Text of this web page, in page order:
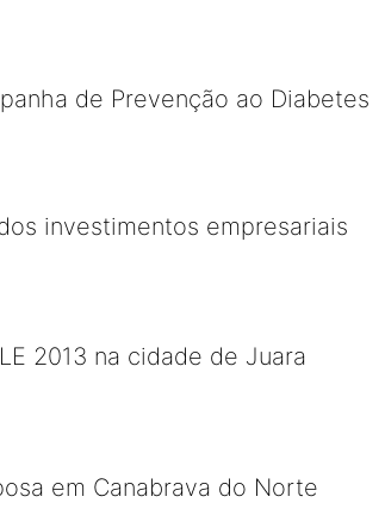
de Prevenção ao Diabetes
investimentos empresariais
2013 na cidade de Juara
em Canabrava do Norte